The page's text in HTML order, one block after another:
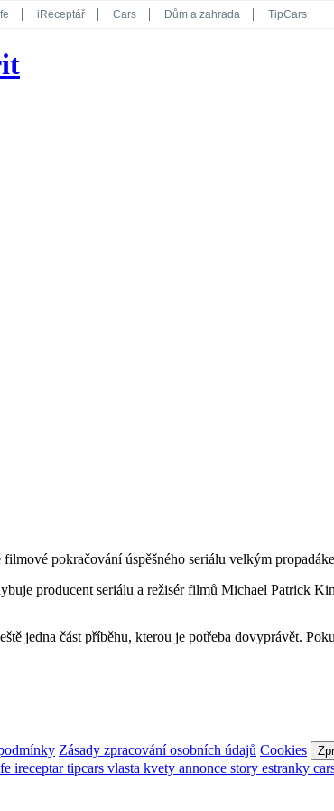
iReceptář Cars Dům a zahrada TipCars
pokračování úspěšného seriálu velkým
producent seriálu a režisér filmů Michael Patrick
jedna část příběhu, kterou je potřeba dovyprávět.
Zásady zpracování osobních údajů Cookies
ireceptartipcars vlasta kvety annonce story estranky